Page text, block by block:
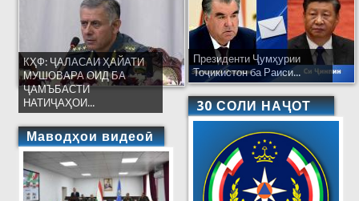
КҲФ: ҶАЛАСАИ ҲАЙАТИ
МУШОВАРА ОИД БА
ҶАМЪБАСТИ
НАТИҶАҲОИ...
Маводҳои видеоӣ
Президенти Ҷумҳурии
Тоҷикистон ба Раиси...
30 СОЛИ НАҶОТ